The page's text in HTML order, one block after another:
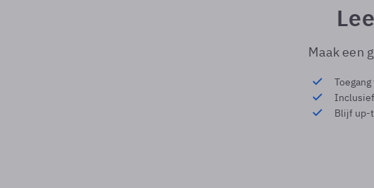
Maak een
Blijf up-